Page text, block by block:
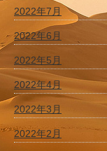
2022年7月
2022年6月
2022年5月
2022年4月
2022年3月
2022年2月